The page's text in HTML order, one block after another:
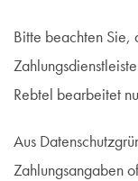
Bitte beachten Sie,
Rebtel bearbeitet
Aus
Zahlungsangaben